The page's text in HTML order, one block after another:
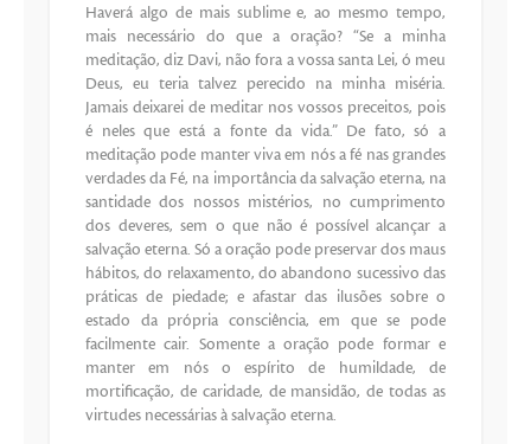
Haverá algo de mais sublime e, ao mesmo tempo,
mais necessário do que a oração? “Se a minha
meditação, diz Davi, não fora a vossa santa Lei, ó meu
Deus, eu teria talvez perecido na minha miséria.
Jamais deixarei de meditar nos vossos preceitos, pois
é neles que está a fonte da vida.” De fato, só a
meditação pode manter viva em nós a fé nas grandes
verdades da Fé, na importância da salvação eterna, na
santidade dos nossos mistérios, no cumprimento
dos deveres, sem o que não é possível alcançar a
salvação eterna. Só a oração pode preservar dos maus
hábitos, do relaxamento, do abandono sucessivo das
práticas de piedade; e afastar das ilusões sobre o
estado da própria consciência, em que se pode
facilmente cair. Somente a oração pode formar e
manter em nós o espírito de humildade, de
mortificação, de caridade, de mansidão, de todas as
virtudes necessárias à salvação eterna.